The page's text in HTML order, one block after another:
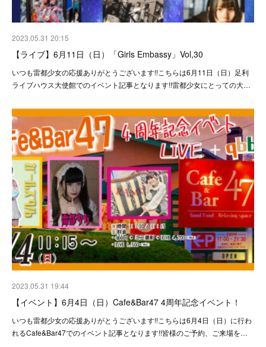
2023.05.31 20:15
【ライブ】6月11日（日）「Girls Embassy」Vol,30
いつも雷都少女の応援ありがとうございます!!こちらは6月11日（日）足利
ライブハウス大使館でのイベント記事となります!!雷都少女にとっての大…
2023.05.31 19:44
【イベント】6月4日（日）Cafe&Bar47 4周年記念イベント！
いつも雷都少女の応援ありがとうございます!!こちらは6月4日（日）に行わ
れるCafe&Bar47でのイベント記事となります!!皆様のご予約、ご来場を…